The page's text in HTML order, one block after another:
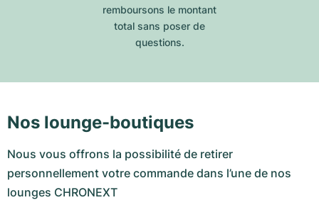
remboursons le montant
total sans poser de
questions.
Nos lounge-boutiques
Nous vous offrons la possibilité de retirer
personnellement votre commande dans l’une de nos
lounges CHRONEXT